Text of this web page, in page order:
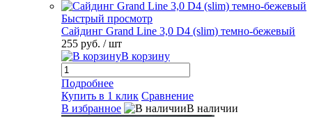
Быстрый просмотр
Сайдинг Grand Line 3,0 D4 (slim) темно-бежевый
255 руб. / шт
В корзину
Подробнее
Купить в 1 клик Сравнение
В избранное
В наличии